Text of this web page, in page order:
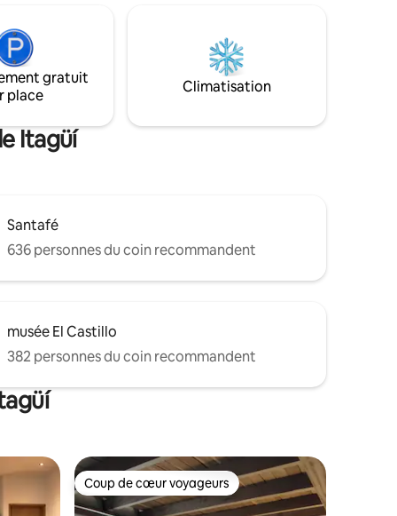
connexion Internet rapide pour travailler
à domicile. Parfait pour explorer les
principales attractions de la région.
Réservez dès maintenant !
gratuit
place
Climatisation
Itagüí
Santafé
636 personnes du coin recommandent
musée El Castillo
382 personnes du coin recommandent
Coup de cœur voyageurs
Coup de cœur voyageurs